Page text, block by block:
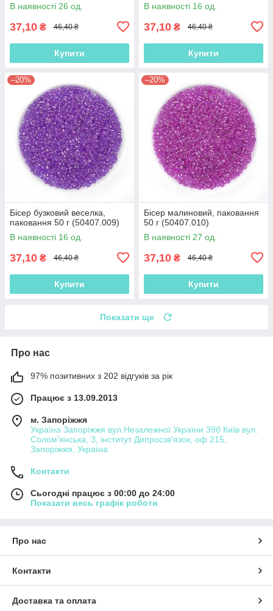
В наявності 26 од.
37,10 ₴ 46,40 ₴
Купити
В наявності 16 од.
37,10 ₴ 46,40 ₴
Купити
–20%
Бісер бузковий веселка,
паковання 50 г (50407.009)
В наявності 16 од.
37,10 ₴ 46,40 ₴
Купити
–20%
Бісер малиновий, паковання
50 г (50407.010)
В наявності 27 од.
37,10 ₴ 46,40 ₴
Купити
Показати ще
Про нас
97% позитивних з 202 відгуків за рік
Працює з 13.09.2013
м. Запоріжжя
Україна Запоріжжя вул.Незалежної України 39б Київ вул.
Солом'янська, 3, інститут Дипросзв'язок, оф 215,
Запоріжжя, Україна
Контакти
Сьогодні працює з 00:00 до 24:00
Показати весь графік роботи
Про нас
Контакти
Доставка та оплата